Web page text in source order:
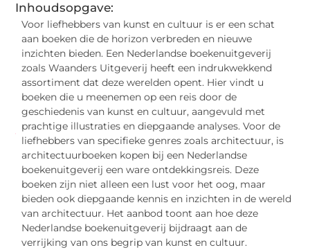
Inhoudsopgave:
Voor liefhebbers van kunst en cultuur is er een schat
aan boeken die de horizon verbreden en nieuwe
inzichten bieden. Een Nederlandse boekenuitgeverij
zoals Waanders Uitgeverij heeft een indrukwekkend
assortiment dat deze werelden opent. Hier vindt u
boeken die u meenemen op een reis door de
geschiedenis van kunst en cultuur, aangevuld met
prachtige illustraties en diepgaande analyses. Voor de
liefhebbers van specifieke genres zoals architectuur, is
architectuurboeken kopen bij een Nederlandse
boekenuitgeverij een ware ontdekkingsreis. Deze
boeken zijn niet alleen een lust voor het oog, maar
bieden ook diepgaande kennis en inzichten in de wereld
van architectuur. Het aanbod toont aan hoe deze
Nederlandse boekenuitgeverij bijdraagt aan de
verrijking van ons begrip van kunst en cultuur.